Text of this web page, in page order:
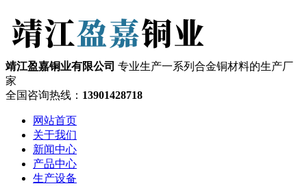
靖江盈嘉铜业有限公司 专业生产一系列合金铜材料的生产厂
家
全国咨询热线： 13901428718
网站首页
关于我们
新闻中心
产品中心
生产设备